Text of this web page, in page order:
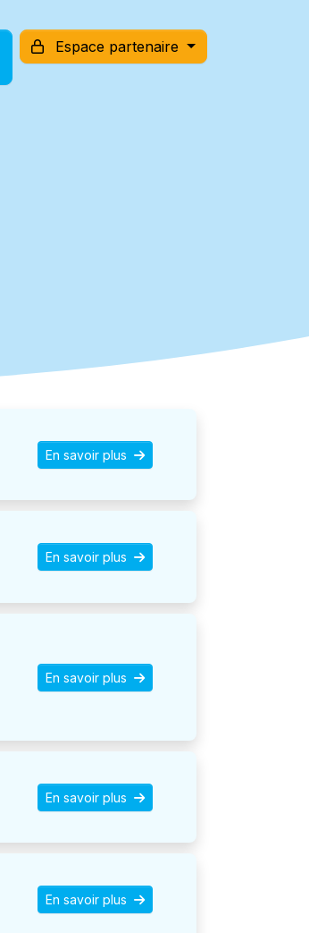
Espace partenaire
En savoir plus
En savoir plus
En savoir plus
En savoir plus
En savoir plus